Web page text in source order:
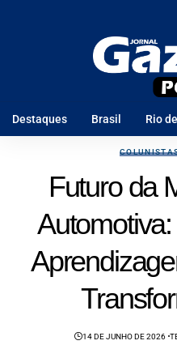
Destaques Brasil Rio
Futuro da
14 DE JUNHO DE 2026